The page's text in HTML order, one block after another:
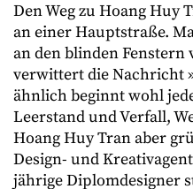
Den Weg zu Hoang Huy
an einer Hauptstraße.
an den blinden Fenstern
verwittert die Nachricht
ähnlich beginnt wohl
Leerstand und Verfall,
Hoang Huy Tran aber
Design- und
jährigeDiplomdesigner